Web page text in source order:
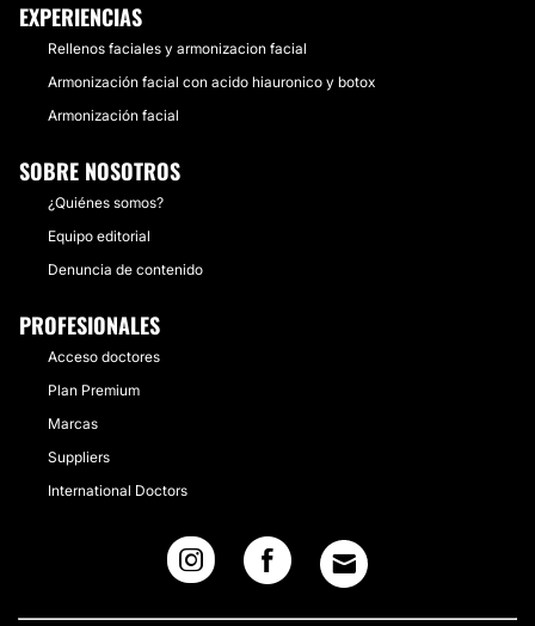
EXPERIENCIAS
Rellenos faciales y armonizacion facial
Armonización facial con acido hiauronico y botox
Armonización facial
SOBRE NOSOTROS
¿Quiénes somos?
Equipo editorial
Denuncia de contenido
PROFESIONALES
Acceso doctores
Plan Premium
Marcas
Suppliers
International Doctors